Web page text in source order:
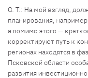
О. Т.: На мой взгляд,
планирования,
а помимо этого —
корректируют путь к
регионах находятся в
Псковской области
развития